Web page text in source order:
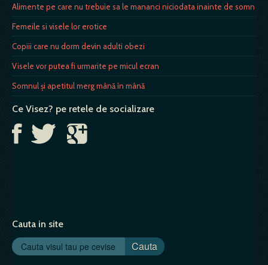
Alimente pe care nu trebuie sa le mananci niciodata inainte de somn
Femeile si visele lor erotice
Copiii care nu dorm devin adulti obezi
Visele vor putea fi urmarite pe micul ecran
Somnul şi apetitul merg mână în mână
Ce Visez? pe retele de socializare
Cauta in site
Cauta